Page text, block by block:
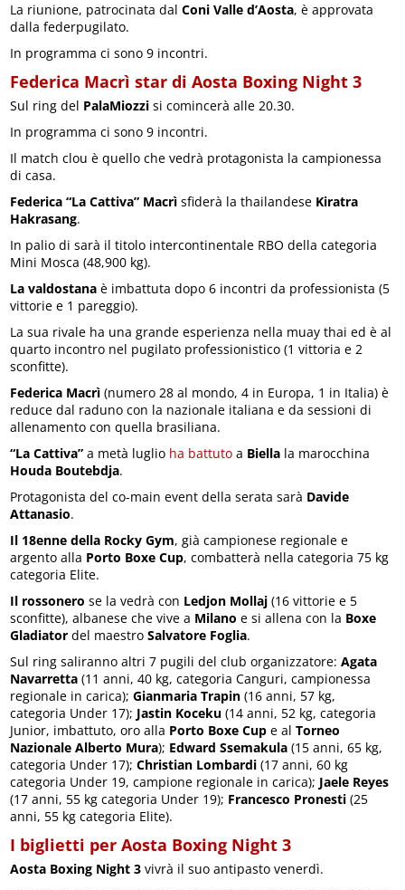
La riunione, patrocinata dalConi Valle d’Aosta, è approvata
dalla federpugilato.
In programma ci sono 9 incontri.
Federica Macrì star di Aosta Boxing Night 3
Sul ring del PalaMiozzi si comincerà alle 20.30.
In programma ci sono 9 incontri.
Il match clou è quello che vedrà protagonista la campionessa
di casa.
Federica “La Cattiva” Macrì sfiderà la thailandese Kiratra
Hakrasang.
In palio di sarà il titolo intercontinentale RBO della categoria
Mini Mosca (48,900 kg).
La valdostana è imbattuta dopo 6 incontri da professionista (5
vittorie e 1 pareggio).
La sua rivale ha una grande esperienza nella muay thai ed è al
quarto incontro nel pugilato professionistico (1 vittoria e 2
sconfitte).
Federica Macrì (numero 28 al mondo, 4 in Europa, 1 in Italia) è
reduce dal raduno con la nazionale italiana e da sessioni di
allenamento con quella brasiliana.
“La Cattiva” a metà luglio ha battuto a Biella la marocchina
Houda Boutebdja.
Protagonista del co-main event della serata sarà Davide
Attanasio.
Il 18enne della Rocky Gym, già campionese regionale e
argento alla Porto Boxe Cup, combatterà nella categoria 75 kg
categoria Elite.
Il rossonero se la vedrà con Ledjon Mollaj (16 vittorie e 5
sconfitte), albanese che vive a Milano e si allena con la Boxe
Gladiator del maestroSalvatore Foglia.
Sul ring saliranno altri 7 pugili del club organizzatore:Agata
Navarretta (11 anni, 40 kg, categoria Canguri, campionessa
regionale in carica);Gianmaria Trapin (16 anni, 57 kg,
categoria Under 17); Jastin Koceku (14 anni, 52 kg, categoria
Junior, imbattuto, oro alla Porto Boxe Cupe alTorneo
Nazionale Alberto Mura); Edward Ssemakula (15 anni, 65 kg,
categoria Under 17);Christian Lombardi (17 anni, 60 kg
categoria Under 19, campione regionale in carica); Jaele Reyes
(17 anni, 55 kg categoria Under 19); Francesco Pronesti (25
anni, 55 kg categoria Elite).
I biglietti per Aosta Boxing Night 3
Aosta Boxing Night 3 vivrà il suo antipasto venerdì.